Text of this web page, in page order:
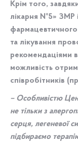
Крім того,
лікарня №5» ЗМР
та лікування
рекомендаціями в
можливість
співробітників
– Особливістю
не тільки з
серця, легеневої
підбираємо